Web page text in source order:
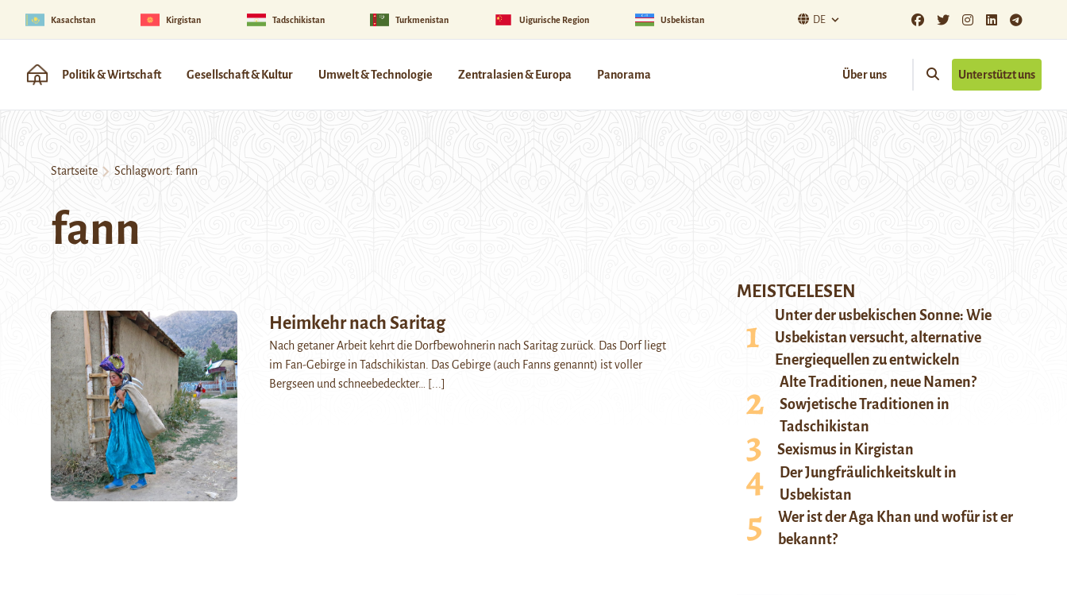
Kasachstan Kirgistan Tadschikistan Turkmenistan Uigurische Region Usbekistan DE
Politik & Wirtschaft Gesellschaft & Kultur Umwelt & Technologie Zentralasien & Europa Panorama Über uns Unterstützt uns
Startseite Schlagwort: fann
fann
Heimkehr nach Saritag
Nach getaner Arbeit kehrt die Dorfbewohnerin nach Saritag zurück. Das Dorf liegt
im Fan-Gebirge in Tadschikistan. Das Gebirge (auch Fanns genannt) ist voller
Bergseen und schneebedeckter…
[...]
MEISTGELESEN
Unter der usbekischen Sonne: Wie
Usbekistan versucht, alternative
Energiequellen zu entwickeln
Alte Traditionen, neue Namen?
Sowjetische Traditionen in
Tadschikistan
Sexismus in Kirgistan
Der Jungfräulichkeitskult in
Usbekistan
Wer ist der Aga Khan und wofür ist er
bekannt?